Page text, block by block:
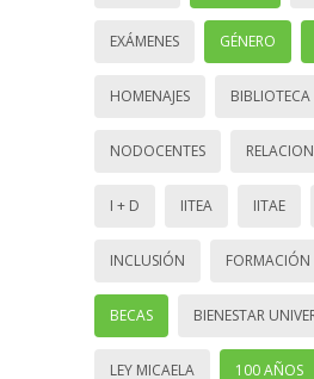
EXÁMENES GÉNERO
HOMENAJES BIBLIOTECA
NODOCENTES
I + D IITEA IITAE
INCLUSIÓN FORMACIÓN
BECAS BIENESTAR
LEY MICAELA 100 AÑOS